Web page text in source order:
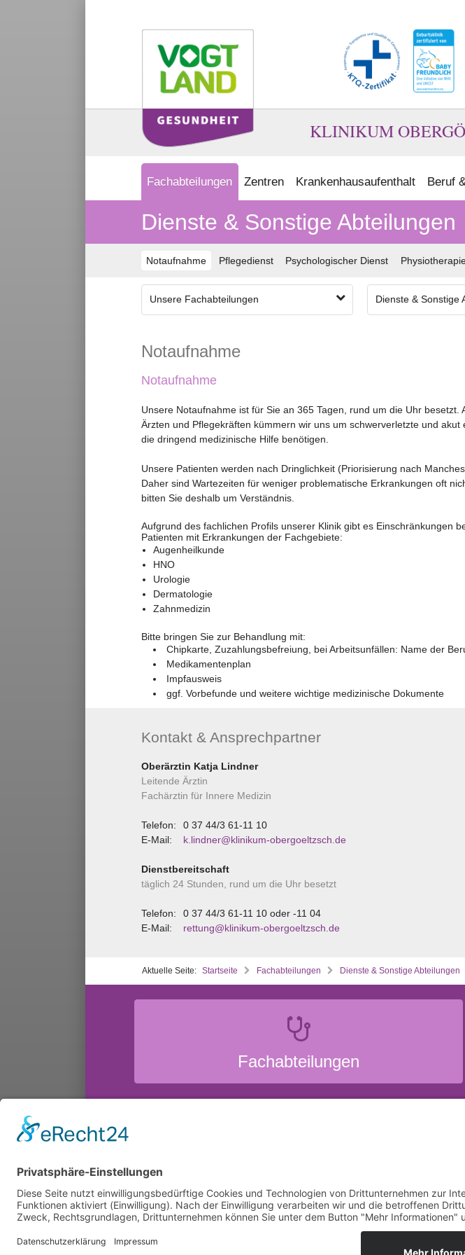
KLINIKUM
Fachabteilungen Zentren Krankenhausaufenthalt Beruf
Dienste & Sonstige Abteilungen
Notaufnahme Pflegedienst Psychologischer Dienst
Unsere Fachabteilungen Dienste & Sonstige
Notaufnahme
Notaufnahme
Unsere Notaufnahme ist für Sie an 365 Tagen, rund um die Uhr besetzt.
Ärzten und Pflegekräften kümmern wir uns um schwerverletzte und akut
die dringend medizinische Hilfe benötigen.
Unsere Patienten werden nach Dringlichkeit (Priorisierung nach
Daher sind Wartezeiten für weniger problematische Erkrankungen oft
bitten Sie deshalb um Verständnis.
Aufgrund des fachlichen Profils unserer Klinik gibt es Einschränkungen
Patienten mit Erkrankungen der Fachgebiete:
Augenheilkunde
HNO
Urologie
Dermatologie
Zahnmedizin
Bitte bringen Sie zur Behandlung mit:
Chipkarte, Zuzahlungsbefreiung, bei Arbeitsunfällen: Name der
Medikamentenplan
Impfausweis
ggf. Vorbefunde und weitere wichtige medizinische Dokumente
Kontakt & Ansprechpartner
Oberärztin Katja Lindner
Leitende Ärztin
Fachärztin für Innere Medizin
Telefon:
0 37 44/3 61-11 10
E-Mail:
k.lindner@klinikum-obergoeltzsch.de
Dienstbereitschaft
täglich 24 Stunden, rund um die Uhr besetzt
Telefon:
0 37 44/3 61-11 10 oder -11 04
E-Mail:
rettung@klinikum-obergoeltzsch.de
Aktuelle Seite: Startseite Fachabteilungen Dienste & Sonstige Abteilungen
Fachabteilungen
Impressum